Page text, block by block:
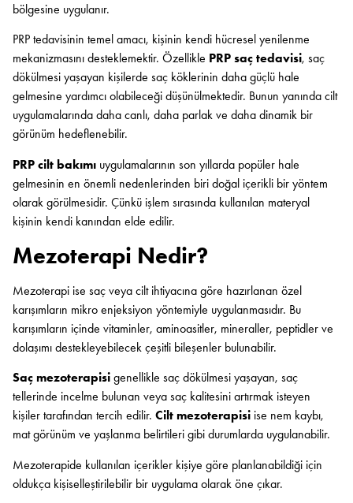
bölgesine uygulanır.
PRP tedavisinin temel amacı, kişinin kendi hücresel yenilenme
mekanizmasını desteklemektir. Özellikle PRP saç tedavisi, saç
dökülmesi yaşayan kişilerde saç köklerinin daha güçlü hale
gelmesine yardımcı olabileceği düşünülmektedir. Bunun yanında cilt
uygulamalarında daha canlı, daha parlak ve daha dinamik bir
görünüm hedeflenebilir.
PRP cilt bakımı uygulamalarının son yıllarda popüler hale
gelmesinin en önemli nedenlerinden biri doğal içerikli bir yöntem
olarak görülmesidir. Çünkü işlem sırasında kullanılan materyal
kişinin kendi kanından elde edilir.
Mezoterapi Nedir?
Mezoterapi ise saç veya cilt ihtiyacına göre hazırlanan özel
karışımların mikro enjeksiyon yöntemiyle uygulanmasıdır. Bu
karışımların içinde vitaminler, aminoasitler, mineraller, peptidler ve
dolaşımı destekleyebilecek çeşitli bileşenler bulunabilir.
Saç mezoterapisi genellikle saç dökülmesi yaşayan, saç
tellerinde incelme bulunan veya saç kalitesini artırmak isteyen
kişiler tarafından tercih edilir. Cilt mezoterapisi ise nem kaybı,
mat görünüm ve yaşlanma belirtileri gibi durumlarda uygulanabilir.
Mezoterapide kullanılan içerikler kişiye göre planlanabildiği için
oldukça kişiselleştirilebilir bir uygulama olarak öne çıkar.